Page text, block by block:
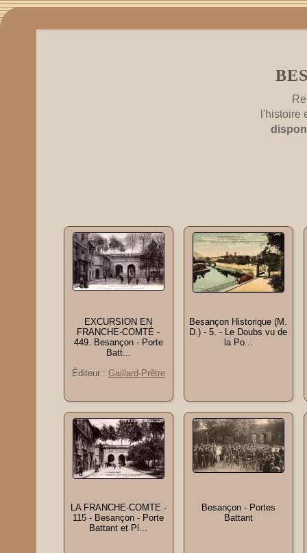
l'histoire
EXCURSION EN
FRANCHE-COMTÉ -
449. Besançon - Porte
Batt...
Éditeur : Gaillard-Prêtre
Besançon Historique (M.
D.) - 5. - Le Doubs vu de
la Po...
LA FRANCHE-COMTE -
115 - Besançon - Porte
Battant et Pl...
Besançon - Portes
Battant